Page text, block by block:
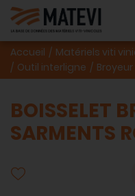
Accueil Matériels viti
Outil interligne
BOISSELET
SARMENTS